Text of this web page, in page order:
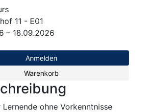
11 - E01
– 18.09.2026
Anmelden
Warenkorb
ohne Vorkenntnisse